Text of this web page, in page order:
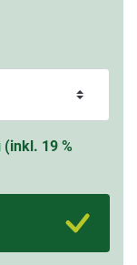
19 %